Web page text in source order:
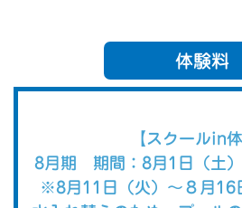
体験料
【スクールin体
8月期 期間：8月1日（土）
※8月11日（火）～８月16